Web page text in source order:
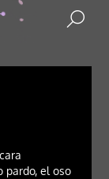
pardo, el oso